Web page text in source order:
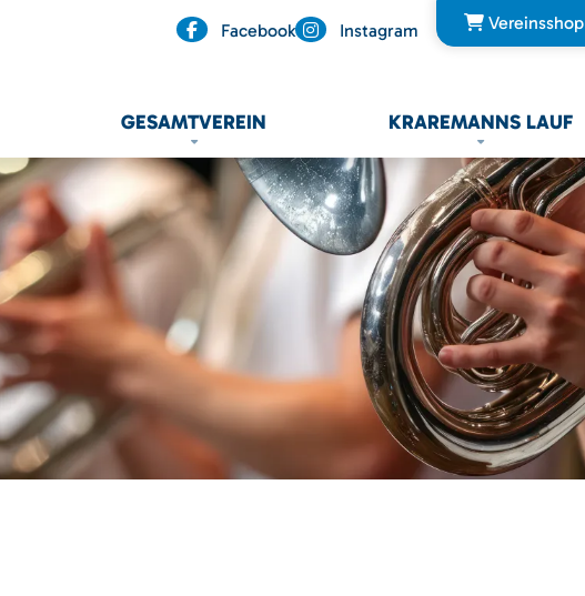
Facebook Instagram Vereinsshop
GESAMTVEREIN KRAREMANNS LAUF